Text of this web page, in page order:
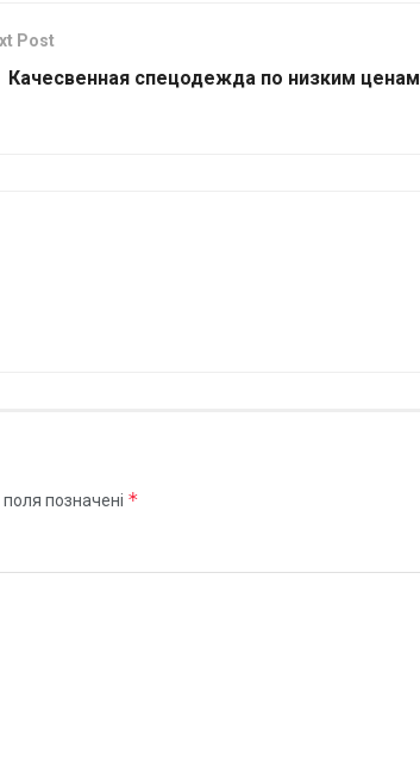
Post
Качесвенная спецодежда по низким ценам
поля позначені *